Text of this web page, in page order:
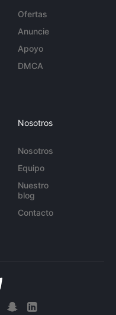
Ofertas
Anuncie
Apoyo
DMCA
Nosotros
Nosotros
Equipo
Nuestro
blog
Contacto